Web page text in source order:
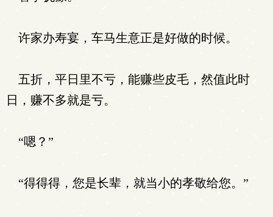
许家办寿宴，车马生意正是好做的时候。
五折，平日里不亏，能赚些皮毛，然值此时
日，赚不多就是亏。
“嗯？”
“得得得，您是长辈，就当小的孝敬给您。”